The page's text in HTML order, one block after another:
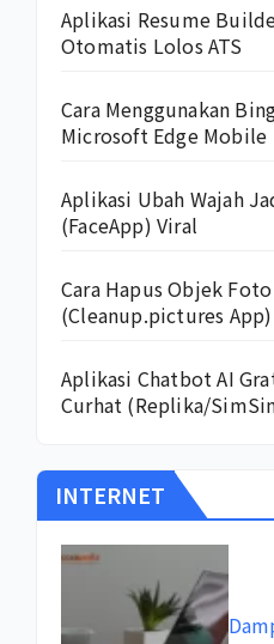
Aplikasi Resume
Otomatis Lolos ATS
Cara Menggunakan
Microsoft Edge Mobile
Aplikasi Ubah Wajah
(FaceApp) Viral
Cara Hapus Objek
(Cleanup.pictures App)
Aplikasi Chatbot AI
Curhat (Replika/
INTERNET